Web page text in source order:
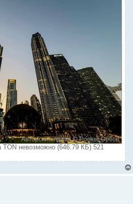
невозможно (646.79 КБ) 521